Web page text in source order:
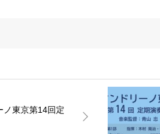
ノ東京第14回定